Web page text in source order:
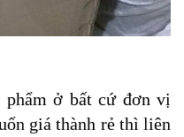
phẩm ở bất cứ đơn vị
giá thành rẻ thì liên